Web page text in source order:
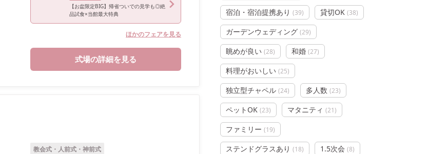
宿泊・宿泊提携あり (39) 貸切OK (38)
ガーデンウェディング (29)
眺めが良い (28) 和婚 (27)
料理がおいしい (25)
独立型チャペル (24) 多人数 (23)
ペットOK (23) マタニティ (21)
ファミリー (19)
ステンドグラスあり (18) 1.5次会 (8)
【お盆限定BIG】帰省ついでの見学も◎絶
品試食×当館最大特典
ほかのフェアを見る
式場の詳細を見る
教会式・人前式・神前式